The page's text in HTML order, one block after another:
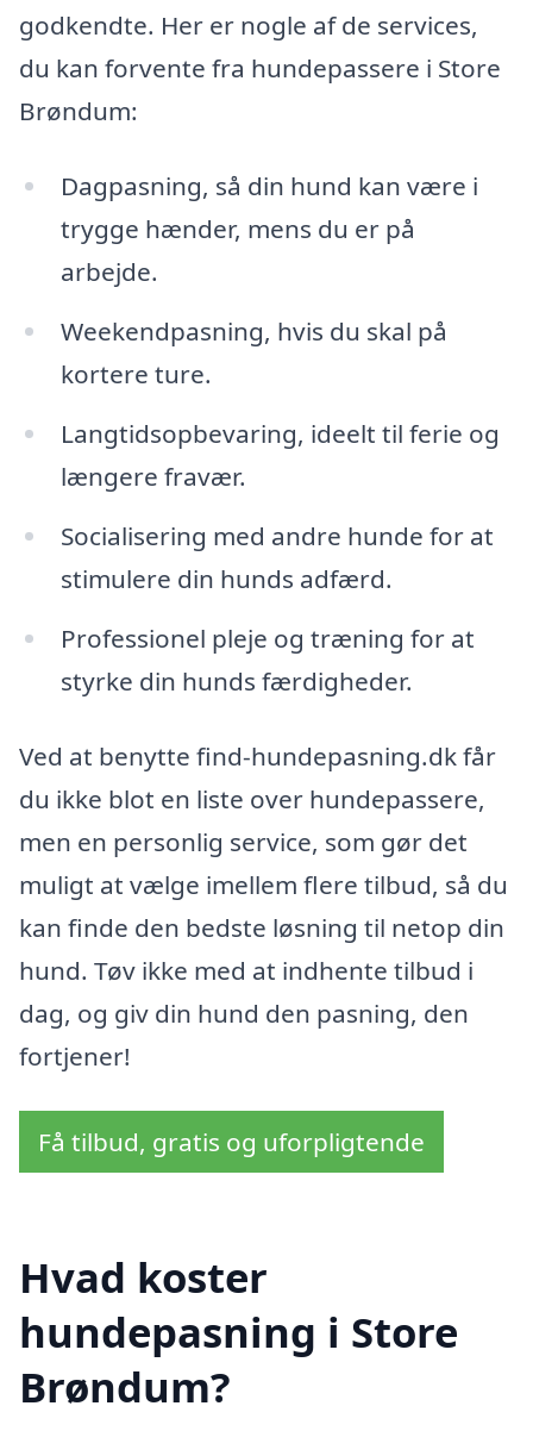
godkendte. Her er nogle af de services,
du kan forvente fra hundepassere i Store
Brøndum:
Dagpasning, så din hund kan være i
trygge hænder, mens du er på
arbejde.
Weekendpasning, hvis du skal på
kortere ture.
Langtidsopbevaring, ideelt til ferie og
længere fravær.
Socialisering med andre hunde for at
stimulere din hunds adfærd.
Professionel pleje og træning for at
styrke din hunds færdigheder.
Ved at benytte find-hundepasning.dk får
du ikke blot en liste over hundepassere,
men en personlig service, som gør det
muligt at vælge imellem flere tilbud, så du
kan finde den bedste løsning til netop din
hund. Tøv ikke med at indhente tilbud i
dag, og giv din hund den pasning, den
fortjener!
Få tilbud, gratis og uforpligtende
Hvad koster
hundepasning i Store
Brøndum?